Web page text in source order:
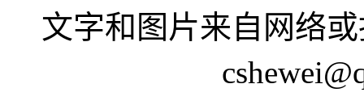
文字和图片来自网络